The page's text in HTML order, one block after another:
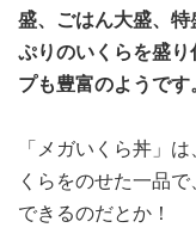
盛、ごはん大盛、
ぷりのいくらを盛
プも豊富のようです
「メガいくら丼」
くらをのせた一品
できるのだとか！